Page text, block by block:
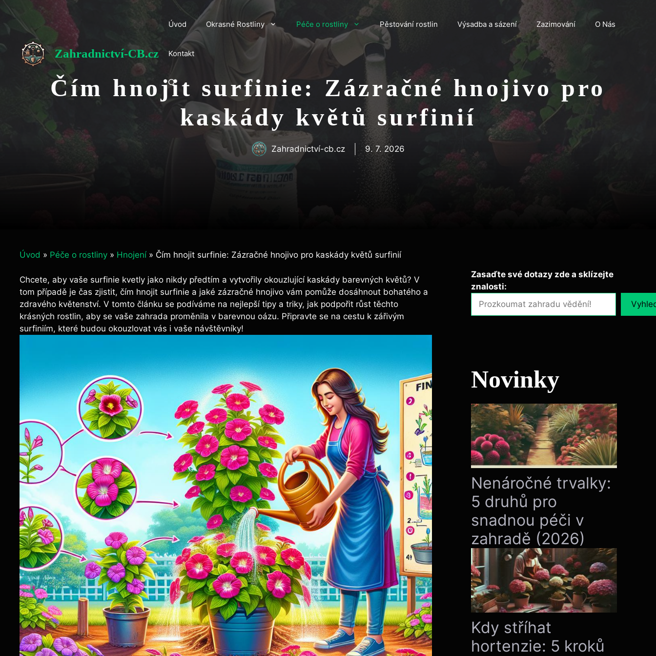
Přeskočit
obsah
Zahradnictví-CB.cz
Úvod Okrasné Rostliny Péče o rostliny Pěstování rostlin Výsadba a sázení Zazimování O Nás
Kontakt
Čím hnojit surfinie: Zázračné hnojivo pro
kaskády květů surfinií
Zahradnictví-cb.cz 9. 7. 2026
Úvod » Péče o rostliny » Hnojení » Čím hnojit surfinie: Zázračné hnojivo pro kaskády květů surfinií
Chcete, aby vaše surfinie kvetly jako nikdy předtím ‍a vytvořily okouzlující kaskády‍ barevných květů? V
tom případě je čas zjistit, čím hnojit surfinie a jaké zázračné hnojivo ⁢vám pomůže dosáhnout bohatého a
zdravého květenství. V tomto článku se podíváme na ‌nejlepší tipy a triky, jak podpořit ‍růst těchto
krásných‍ rostlin, aby se vaše zahrada‍ proměnila v barevnou oázu. Připravte se na cestu ⁢k zářivým
surfiniím, které budou okouzlovat⁣ vás i ⁣vaše ‍návštěvníky!
Zasaďte své dotazy zde a sklízejte
znalosti:
Novinky
Nenáročné trvalky:
5 druhů pro
snadnou péči v
zahradě (2026)
Kdy stříhat
hortenzie: 5 kroků